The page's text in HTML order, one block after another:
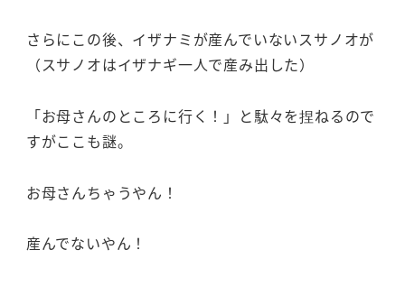
さらにこの後、イザナミが産んでいないスサノオが
（スサノオはイザナギ一人で産み出した）
「お母さんのところに行く！」と駄々を捏ねるので
すがここも謎。
お母さんちゃうやん！
産んでないやん！